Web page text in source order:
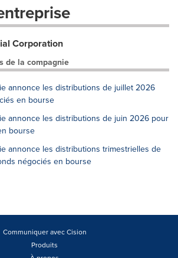
Corporation
de la compagnie
annonce les distributions de juillet 2026
en bourse
annonce les distributions de juin 2026 pour
bourse
annonce les distributions trimestrielles de
négociés en bourse
Communiquer avec Cision
Produits